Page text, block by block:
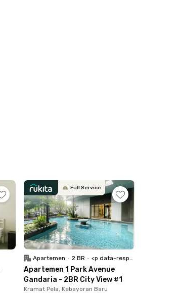
Full Service
Apartemen • 2 BR • <p data-responsive-font-size="paragraph">Full Furnished</p>
Apartemen 1 Park Avenue
Gandaria - 2BR City View #1
Kramat Pela, Kebayoran Baru